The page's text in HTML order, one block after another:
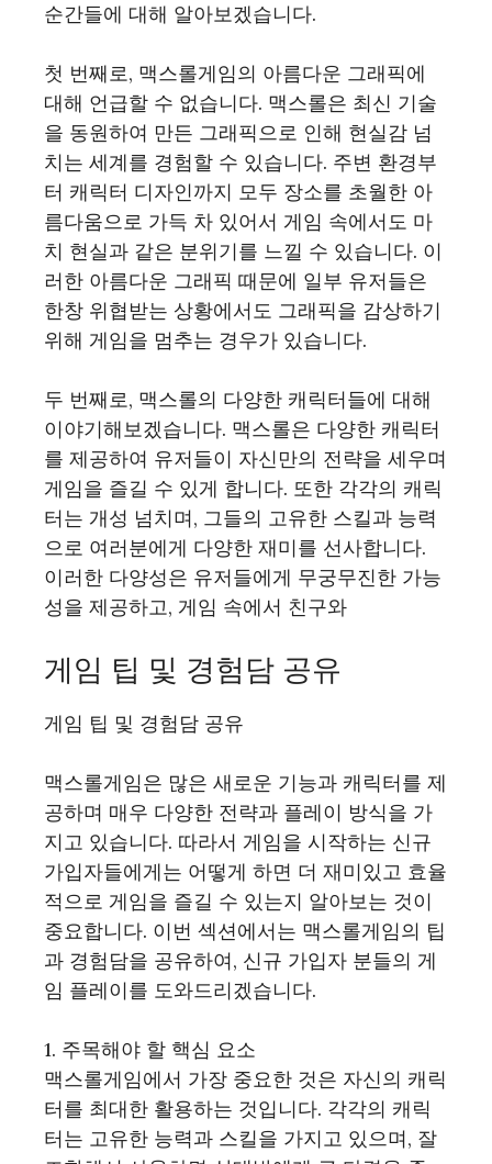
순간들에 대해 알아보겠습니다.
첫 번째로, 맥스롤게임의 아름다운 그래픽에
대해 언급할 수 없습니다. 맥스롤은 최신 기술
을 동원하여 만든 그래픽으로 인해 현실감 넘
치는 세계를 경험할 수 있습니다. 주변 환경부
터 캐릭터 디자인까지 모두 장소를 초월한 아
름다움으로 가득 차 있어서 게임 속에서도 마
치 현실과 같은 분위기를 느낄 수 있습니다. 이
러한 아름다운 그래픽 때문에 일부 유저들은
한창 위협받는 상황에서도 그래픽을 감상하기
위해 게임을 멈추는 경우가 있습니다.
두 번째로, 맥스롤의 다양한 캐릭터들에 대해
이야기해보겠습니다. 맥스롤은 다양한 캐릭터
를 제공하여 유저들이 자신만의 전략을 세우며
게임을 즐길 수 있게 합니다. 또한 각각의 캐릭
터는 개성 넘치며, 그들의 고유한 스킬과 능력
으로 여러분에게 다양한 재미를 선사합니다.
이러한 다양성은 유저들에게 무궁무진한 가능
성을 제공하고, 게임 속에서 친구와
게임 팁 및 경험담 공유
게임 팁 및 경험담 공유
맥스롤게임은 많은 새로운 기능과 캐릭터를 제
공하며 매우 다양한 전략과 플레이 방식을 가
지고 있습니다. 따라서 게임을 시작하는 신규
가입자들에게는 어떻게 하면 더 재미있고 효율
적으로 게임을 즐길 수 있는지 알아보는 것이
중요합니다. 이번 섹션에서는 맥스롤게임의 팁
과 경험담을 공유하여, 신규 가입자 분들의 게
임 플레이를 도와드리겠습니다.
1. 주목해야 할 핵심 요소
맥스롤게임에서 가장 중요한 것은 자신의 캐릭
터를 최대한 활용하는 것입니다. 각각의 캐릭
터는 고유한 능력과 스킬을 가지고 있으며, 잘